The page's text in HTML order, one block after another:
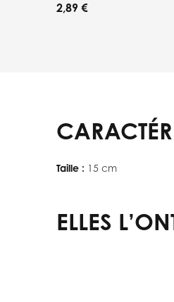
2,89 €
Taille : 15 cm
ELLES